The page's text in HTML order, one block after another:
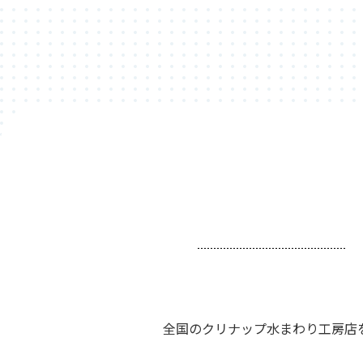
全国のクリナップ水まわり工房